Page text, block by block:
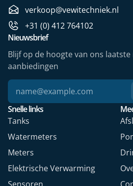
verkoop@vewitechniek.nl
+31 (0) 412 764102
Snelle links
Tanks
Watermeters
Meters
Elektrische Verwarming
Nieuwsbrief
Blijf op de hoogte van ons
aanbiedingen